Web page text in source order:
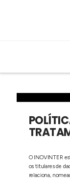
O INOVINTER
os titulares de
relaciona,